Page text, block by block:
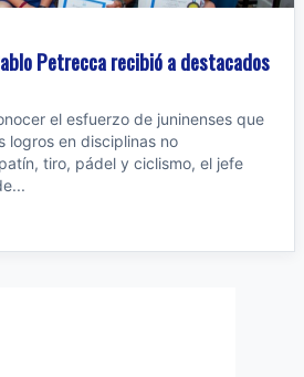
Petrecca recibió a destacados
el esfuerzo de juninenses que
logros en disciplinas no
tiro, pádel y ciclismo, el jefe